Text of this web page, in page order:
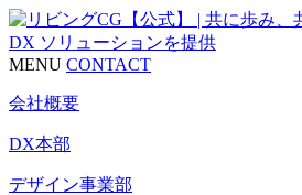
MENU CONTACT
会社概要
DX本部
デザイン事業部